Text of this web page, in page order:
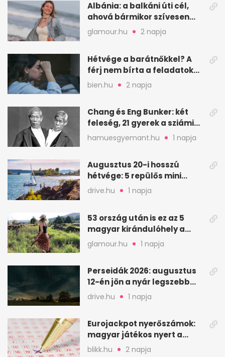
Albánia: a balkáni úti cél,
ahová bármikor szívesen
visszamennék
glamour.hu 2 napja
Hétvége a barátnőkkel? A
férj nem bírta a feladatokat,
a feleség levegőt kér
bien.hu 2 napja
Chang és Eng Bunker: két
feleség, 21 gyerek a sziámi
ikrek életében
hamuesgyemant.hu 1 napja
Augusztus 20-i hosszú
hétvége: 5 repülős mini
nyaralás 0 szabadsággal
drive.hu 1 napja
53 ország után is ez az 5
magyar kirándulóhely a
kedvencem
glamour.hu 1 napja
Perseidák 2026: augusztus
12-én jön a nyár legszebb
csillaghullása
drive.hu 1 napja
Eurojackpot nyerőszámok:
magyar játékos nyert a
2026. augusztus 4-i húzáson
blikk.hu 2 napja